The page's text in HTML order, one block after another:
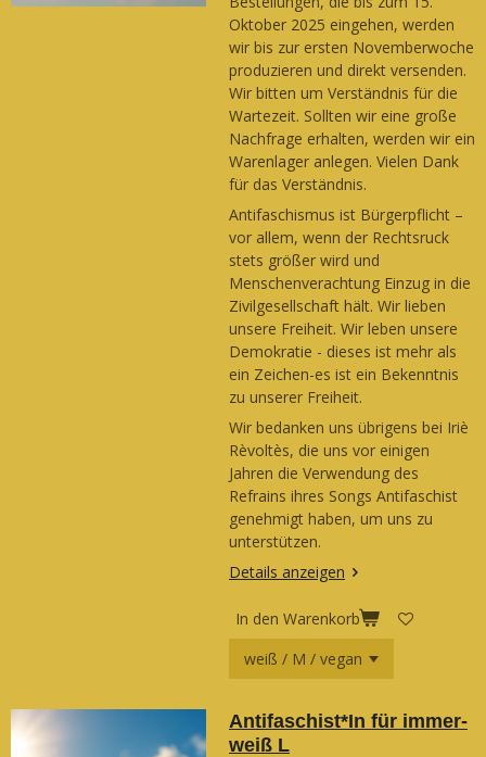
Oktober 2025 eingehen, werden
wir bis zur ersten Novemberwoche
produzieren und direkt versenden.
Wir bitten um Verständnis für die
Wartezeit. Sollten wir eine große
Nachfrage erhalten, werden wir ein
Warenlager anlegen. Vielen Dank
für das Verständnis.
Antifaschismus ist Bürgerpflicht –
vor allem, wenn der Rechtsruck
stets größer wird und
Menschenverachtung Einzug in die
Zivilgesellschaft hält. Wir lieben
unsere Freiheit. Wir leben unsere
Demokratie - dieses ist mehr als
ein Zeichen-es ist ein Bekenntnis
zu unserer Freiheit.
Wir bedanken uns übrigens bei Iriè
Rèvoltès, die uns vor einigen
Jahren die Verwendung des
Refrains ihres Songs Antifaschist
genehmigt haben, um uns zu
unterstützen.
Details anzeigen
In den Warenkorb
Antifaschist*In für immer-
weiß L